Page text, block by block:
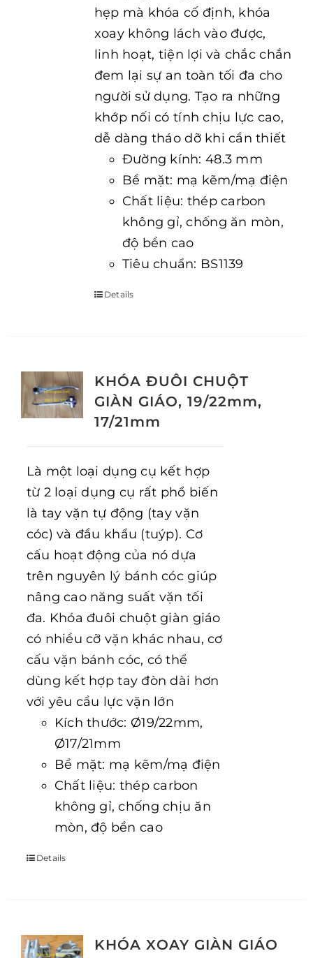
hẹp mà khóa cố định, khóa
xoay không lách vào được,
linh hoạt, tiện lợi và chắc chắn
đem lại sự an toàn tối đa cho
người sử dụng. Tạo ra những
khớp nối có tính chịu lực cao,
dễ dàng tháo dỡ khi cần thiết
Đường kính: 48.3 mm
Bề mặt: mạ kẽm/mạ điện
Chất liệu: thép carbon
không gỉ, chống ăn mòn,
độ bền cao
Tiêu chuẩn: BS1139
Details
KHÓA ĐUÔI CHUỘT
GIÀN GIÁO, 19/22mm,
17/21mm
Là một loại dụng cụ kết hợp
từ 2 loại dụng cụ rất phổ biến
là tay vặn tự động (tay vặn
cóc) và đầu khẩu (tuýp). Cơ
cấu hoạt động của nó dựa
trên nguyên lý bánh cóc giúp
nâng cao năng suất vặn tối
đa. Khóa đuôi chuột giàn giáo
có nhiều cỡ vặn khác nhau, cơ
cấu vặn bánh cóc, có thể
dùng kết hợp tay đòn dài hơn
với yêu cầu lực vặn lớn
Kích thước: Ø19/22mm,
Ø17/21mm
Bề mặt: mạ kẽm/mạ điện
Chất liệu: thép carbon
không gỉ, chống chịu ăn
mòn, độ bền cao
Details
KHÓA XOAY GIÀN GIÁO